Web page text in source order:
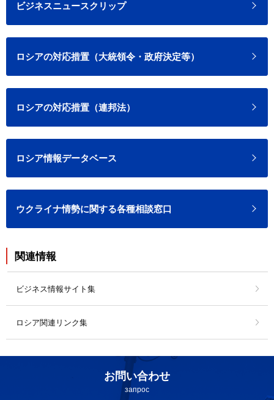
ビジネスニュースクリップ
ロシアの対応措置（大統領令・政府決定等）
ロシアの対応措置（連邦法）
ロシア情報データベース
ウクライナ情勢に関する各種相談窓口
関連情報
ビジネス情報サイト集
ロシア関連リンク集
お問い合わせ
запрос